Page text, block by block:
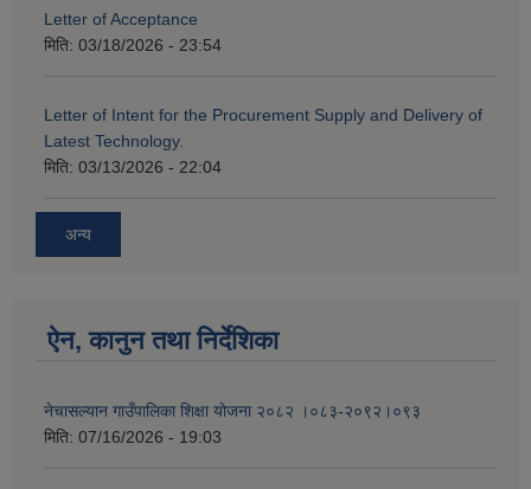
Letter of Acceptance
मिति: 03/18/2026 - 23:54
Letter of Intent for the Procurement Supply and Delivery of
Latest Technology.
मिति: 03/13/2026 - 22:04
अन्य
ऐन, कानुन तथा निर्देशिका
नेचासल्यान गाउँपालिका शिक्षा योजना २०८२ ।०८३-२०९२।०९३
मिति: 07/16/2026 - 19:03